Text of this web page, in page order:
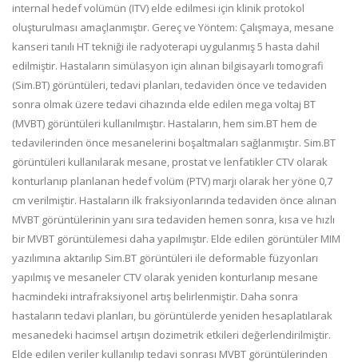
internal hedef volümün (ITV) elde edilmesi için klinik protokol
oluşturulması amaçlanmıştır. Gereç ve Yöntem: Çalışmaya, mesane
kanseri tanılı HT tekniği ile radyoterapi uygulanmış 5 hasta dahil
edilmiştir. Hastaların simülasyon için alınan bilgisayarlı tomografi
(Sim.BT) görüntüleri, tedavi planları, tedaviden önce ve tedaviden
sonra olmak üzere tedavi cihazında elde edilen mega voltaj BT
(MVBT) görüntüleri kullanılmıştır. Hastaların, hem sim.BT hem de
tedavilerinden önce mesanelerini boşaltmaları sağlanmıştır. Sim.BT
görüntüleri kullanılarak mesane, prostat ve lenfatikler CTV olarak
konturlanıp planlanan hedef volüm (PTV) marjı olarak her yöne 0,7
cm verilmiştir. Hastaların ilk fraksiyonlarında tedaviden önce alınan
MVBT görüntülerinin yanı sıra tedaviden hemen sonra, kısa ve hızlı
bir MVBT görüntülemesi daha yapılmıştır. Elde edilen görüntüler MIM
yazılımına aktarılıp Sim.BT görüntüleri ile deformable füzyonları
yapılmış ve mesaneler CTV olarak yeniden konturlanıp mesane
hacmindeki intrafraksiyonel artış belirlenmiştir. Daha sonra
hastaların tedavi planları, bu görüntülerde yeniden hesaplatılarak
mesanedeki hacimsel artışın dozimetrik etkileri değerlendirilmiştir.
Elde edilen veriler kullanılıp tedavi sonrası MVBT görüntülerinden